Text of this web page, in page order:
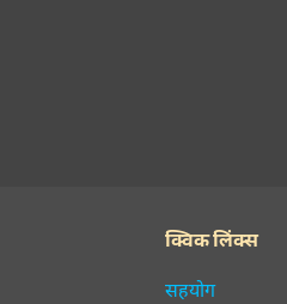
क्विक लिंक्स
सहयोग